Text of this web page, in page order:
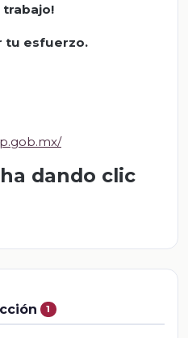
trabajo!
tu esfuerzo.
dando clic
1